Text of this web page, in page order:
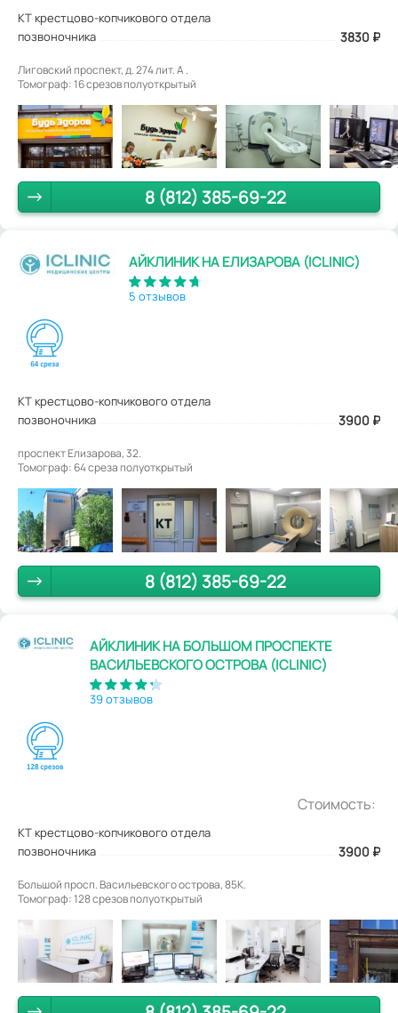
КТ крестцово-копчикового отдела
позвоночника
3830 ₽
Лиговский проспект, д. 274 лит. А .
Томограф: 16 срезов полуоткрытый
8 (812) 385-69-22
АЙКЛИНИК НА ЕЛИЗАРОВА (ICLINIC)
5 отзывов
КТ крестцово-копчикового отдела
позвоночника
3900 ₽
проспект Елизарова, 32.
Томограф: 64 среза полуоткрытый
8 (812) 385-69-22
АЙКЛИНИК НА БОЛЬШОМ ПРОСПЕКТЕ
ВАСИЛЬЕВСКОГО ОСТРОВА (ICLINIC)
39 отзывов
Стоимость:
КТ крестцово-копчикового отдела
позвоночника
3900 ₽
Большой просп. Васильевского острова, 85К.
Томограф: 128 срезов полуоткрытый